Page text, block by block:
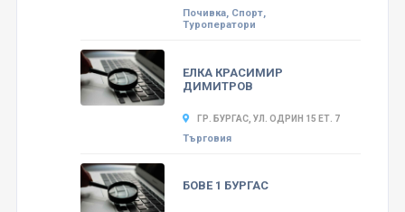
Почивка, Спорт,
Туроператори
ЕЛКА КРАСИМИР
ДИМИТРОВ
ГР. БУРГАС, УЛ. ОДРИН 15 ЕТ. 7
Търговия
БОВЕ 1 БУРГАС